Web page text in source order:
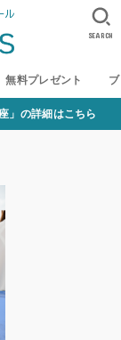
無料プレゼント
SEARCH
」の詳細はこちら